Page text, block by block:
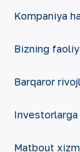
Kompaniya
Bizning
Barqaror
Investorlarga
Matbout